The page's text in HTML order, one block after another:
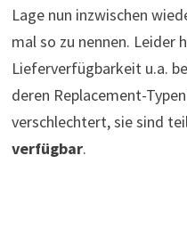
Lage nun inzwischen
mal so zu nennen. Leider
Lieferverfügbarkeit u.a.
deren Replacement-
verschlechtert, sie sind
verfügbar.